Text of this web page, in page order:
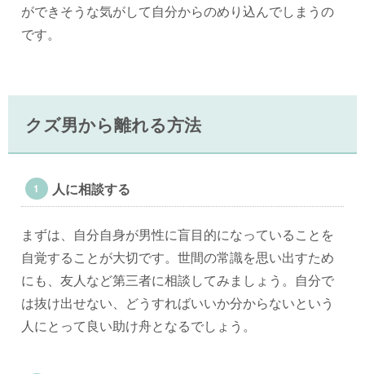
ができそうな気がして自分からのめり込んでしまうの
です。
クズ男から離れる方法
人に相談する
まずは、自分自身が男性に盲目的になっていることを
自覚することが大切です。世間の常識を思い出すため
にも、友人など第三者に相談してみましょう。自分で
は抜け出せない、どうすればいいか分からないという
人にとって良い助け舟となるでしょう。